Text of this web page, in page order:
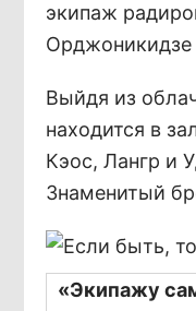
экипаж
Орджоникидзе
Выйдя из
находится в
Кэос, Лангр и
Знаменитый
«Экипажу